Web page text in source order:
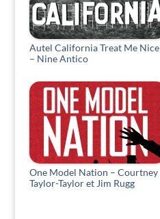
Autel California Treat Me Nice
– Nine Antico
One Model Nation – Courtney
Taylor-Taylor et Jim Rugg